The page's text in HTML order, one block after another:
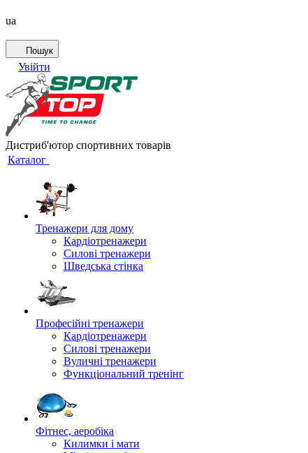
ua
Пошук
Увійти
Дистриб'ютор спортивних товарів
Каталог
Тренажери для дому
Кардіотренажери
Силові тренажери
Шведська стінка
Професійні тренажери
Кардіотренажери
Силові тренажери
Вуличні тренажери
Функціональний тренінг
Фітнес, аеробіка
Килимки і мати